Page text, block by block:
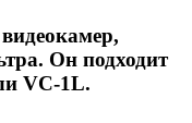
Он подходит
VC-1L.